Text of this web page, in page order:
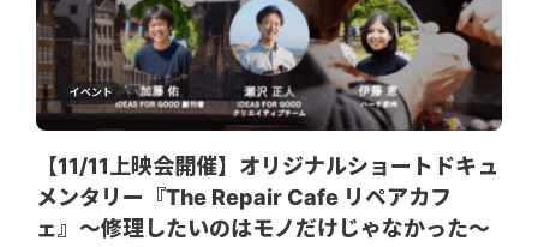
イベント
【11/11上映会開催】オリジナルショートドキュ
メンタリー『The Repair Cafe リペアカフ
ェ』〜修理したいのはモノだけじゃなかった〜